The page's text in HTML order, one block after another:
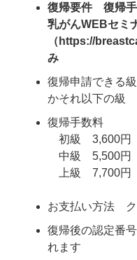
復帰要件 復帰
乳がんWEBセミ
（https://
み
復帰申請できる
かそれ以下の級
復帰手数料
初級 3,600円
中級 5,500円
上級 7,700円
お支払い方法 ク
復帰後の認定番
れます